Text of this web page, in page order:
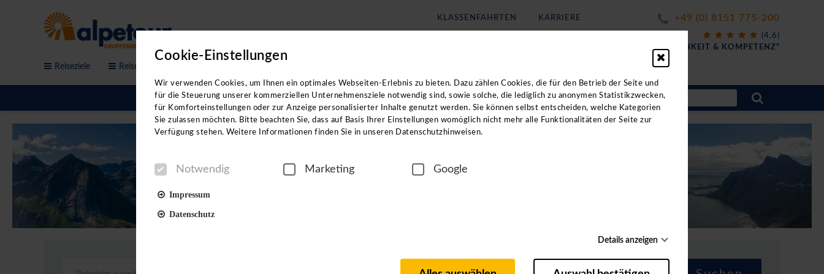
KLASSENFAHRTEN KARRIERE +49 (0) 8151 775-200
(4,6)
"FREUNDLICHKEIT & KOMPETENZ"
Reiseziele Reisethemen
X
Sichern Sie sich jetzt den exklusiven Zugang zu unseren digitalen
Workshops!
Sie sind auf der Suche nach neuen Reisezielen? In unseren ca. einstündigen
Videovorträgen erhalten Sie:
- direkte Kontakte in der jeweiligen Region
- eine Menge Insidertipps
Cookie-Einstellungen
Wir verwenden Cookies, um Ihnen ein optimales Webseiten-Erlebnis zu bieten. Dazu zählen Cookies, die für den Betrieb der Seite und
für die Steuerung unserer kommerziellen Unternehmensziele notwendig sind, sowie solche, die lediglich zu anonymen Statistikzwecken,
für Komforteinstellungen oder zur Anzeige personalisierter Inhalte genutzt werden. Sie können selbst entscheiden, welche Kategorien
Sie zulassen möchten. Bitte beachten Sie, dass auf Basis Ihrer Einstellungen womöglich nicht mehr alle Funktionalitäten der Seite zur
Verfügung stehen. Weitere Informationen finden Sie in unseren Datenschutzhinweisen.
Notwendig Marketing Google
Impressum
Datenschutz
Details anzeigen